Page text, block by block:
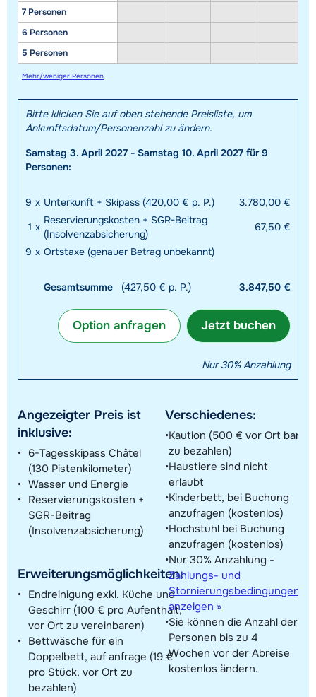
7 Personen
6 Personen
5 Personen
Mehr/weniger Personen
Bitte klicken Sie auf oben stehende Preisliste, um
Ankunftsdatum/Personenzahl zu ändern.
Samstag 3. April 2027 - Samstag 10. April 2027 für 9
Personen:
9 x Unterkunft + Skipass (420,00 € p. P.)
3.780,00 €
1 x
Reservierungskosten + SGR-Beitrag
(Insolvenzabsicherung)
67,50 €
9 x Ortstaxe (genauer Betrag unbekannt)
Gesamtsumme (427,50 € p. P.) 3.847,50 €
Jetzt buchen
Option anfragen
Nur 30% Anzahlung
Angezeigter Preis ist
inklusive:
6-Tagesskipass Châtel
(130 Pistenkilometer)
Wasser und Energie
Reservierungskosten +
SGR-Beitrag
(Insolvenzabsicherung)
Erweiterungsmöglichkeiten:
Endreinigung exkl. Küche und
Geschirr (100 € pro Aufenthalt,
vor Ort zu vereinbaren)
Bettwäsche für ein
Doppelbett, auf anfrage (19 €
pro Stück, vor Ort zu
bezahlen)
Verschiedenes:
Kaution (500 € vor Ort bar
zu bezahlen)
Haustiere sind nicht
erlaubt
Kinderbett, bei Buchung
anzufragen (kostenlos)
Hochstuhl bei Buchung
anzufragen (kostenlos)
Nur 30% Anzahlung -
Zahlungs- und
Stornierungsbedingungen
anzeigen »
Sie können die Anzahl der
Personen bis zu 4
Wochen vor der Abreise
kostenlos ändern.